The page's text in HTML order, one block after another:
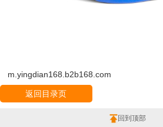
m.yingdian168.b2b168.com
返回目录页
回到顶部